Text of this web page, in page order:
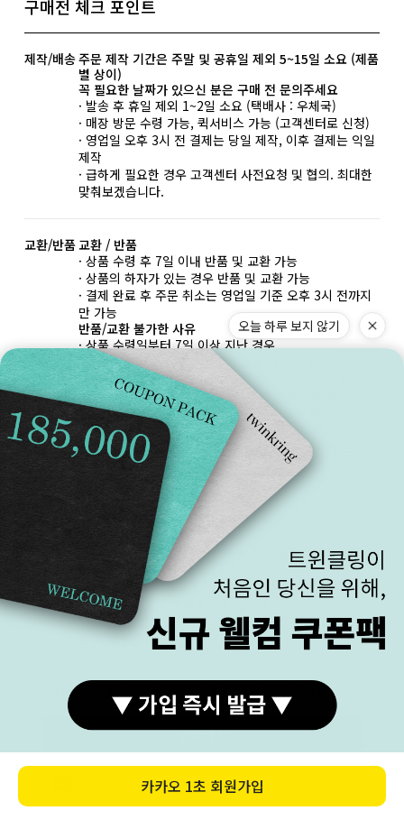
구매하기
구매전 체크 포인트
제작/배송주문 제작 기간은 주말 및 공휴일 제외 5~15일 소요 (제품
별 상이)
꼭 필요한 날짜가 있으신 분은 구매 전 문의주세요
· 발송 후 휴일 제외 1~2일 소요 (택배사 : 우체국)
· 매장 방문 수령 가능, 퀵서비스 가능 (고객센터로 신청)
· 영업일 오후 3시 전 결제는 당일 제작, 이후 결제는 익일
제작
· 급하게 필요한 경우 고객센터 사전요청 및 협의. 최대한
맞춰보겠습니다.
교환/반품 교환 / 반품
· 상품 수령 후 7일 이내 반품 및 교환 가능
· 상품의 하자가 있는 경우 반품 및 교환 가능
· 결제 완료 후 주문 취소는 영업일 기준 오후 3시 전까지
만 가능
반품/교환 불가한 사유
· 상품 수령일부터 7일 이상 지난 경우
· 구매자 책임으로 상품의 멸시 또는 훼손된 경우
· 반지, 18k, 이니셜 각인, 특수한 사이즈의 팔찌 / 발찌 /
목걸이 등 구매자만을 위한 상품을 주문 제작한 경우.
(당일/익일 출고 상품을 제외한 모든 상품은 주문 제작입
니다.)
· 구매자의 요청에 따라 다이아몬드, 원석, 진주 등 보석을
주문 제작한 경우
택배로 A/S를 보내실 경우 왕복 택배비는 고객님 부담입
주문 상품 발송 시 A/S 신청서를 같이 동봉하여 발송해 드
A/S 신청서에 기재되어 있는 내용을 참고하여 해당 금액
과 함께 동봉해서 보내주시면 됩니다.
*100만 원 이상 고가 상품인 경우, 보험 가입 후 보내주시
는 게 안전합니다.
주의사항
금 상품의 특성상 무른 성질을 가지고 있습니다.
찌그러짐, 끊어짐 등 변형이 발생할 수 있으므로 충격에
유의하여 사용해 주세요.
가능합니다.(왕복 택배비 본인 부담)
*화이트 골드는 제작 후 마무리 단계에 도금이 들어가게
오늘 하루 보지 않기
카카오 1초 회원가입